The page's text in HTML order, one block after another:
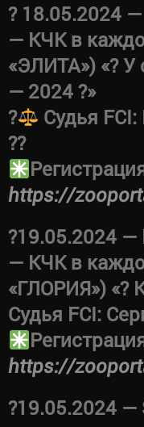
? 18.05.2024
— КЧК в
«ЭЛИТА») «?
— 2024 ?»
?‍
Судья
??
https://
?19.05.2024 —
— КЧК в
«ГЛОРИЯ») «?
Судья FCI:
https://
?19.05.2024 —